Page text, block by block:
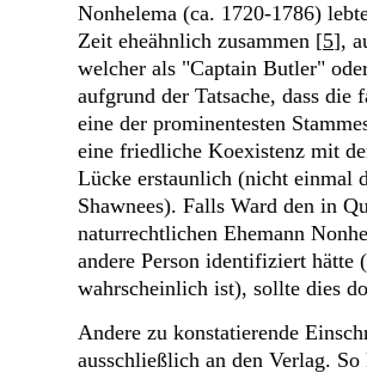
Nonhelema (ca. 1720-1786)
Zeit eheähnlich zusammen [5],
welcher als "Captain Butler"
aufgrund der Tatsache, dass
eine der prominentesten
eine friedliche Koexistenz mit
Lücke erstaunlich (nicht einmal
Shawnees). Falls Ward den in
naturrechtlichen Ehemann
andere Person identifiziert
wahrscheinlich ist), sollte dies
Andere zu konstatierende
ausschließlich an den Verlag.